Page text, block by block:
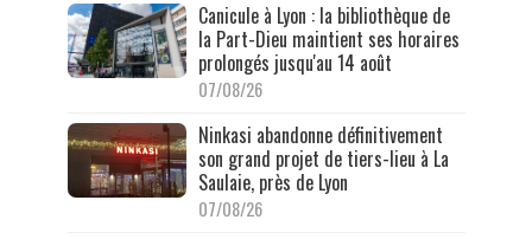
Canicule à Lyon : la bibliothèque de
la Part-Dieu maintient ses horaires
prolongés jusqu'au 14 août
07/08/26
Ninkasi abandonne définitivement
son grand projet de tiers-lieu à La
Saulaie, près de Lyon
07/08/26